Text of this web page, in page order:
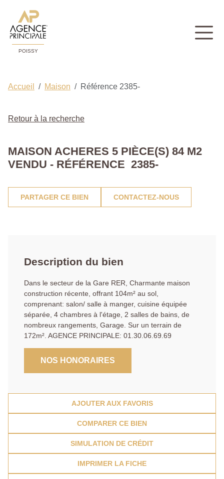
POISSY
Accueil Maison Référence 2385-
Retour à la recherche
MAISON ACHERES 5 PIÈCE(S) 84 M2
VENDU - RÉFÉRENCE 2385-
PARTAGER CE BIEN CONTACTEZ-NOUS
Description du bien
Dans le secteur de la Gare RER, Charmante maison
construction récente, offrant 104m² au sol,
comprenant: salon/ salle à manger, cuisine équipée
séparée, 4 chambres à l'étage, 2 salles de bains, de
nombreux rangements, Garage. Sur un terrain de
172m². AGENCE PRINCIPALE: 01.30.06.69.69
NOS HONORAIRES
AJOUTER AUX FAVORIS
COMPARER CE BIEN
SIMULATION DE CRÉDIT
IMPRIMER LA FICHE